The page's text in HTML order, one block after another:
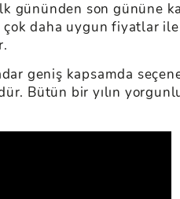
gününden son gününe
çok daha uygun fiyatlar
geniş kapsamda
Bütün bir yılın